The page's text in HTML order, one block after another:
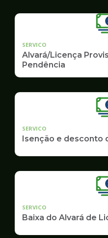
SERVICO
Alvará/Licença
Pendência
SERVICO
Isenção e desconto
SERVICO
Baixa do Alvará de